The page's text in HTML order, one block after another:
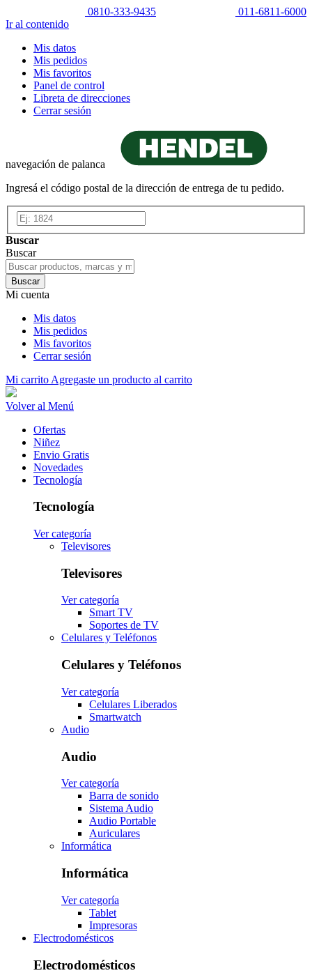
0810-333-9435
011-6811-6000
Ir al contenido
Mis datos
Mis pedidos
Mis favoritos
Panel de control
Libreta de direcciones
Cerrar sesión
navegación de palanca
Ingresá el código postal de la dirección de entrega de tu pedido.
Buscar
Buscar
Buscar
Mi cuenta
Mis datos
Mis pedidos
Mis favoritos
Cerrar sesión
Mi carrito Agregaste un producto al carrito
Volver al Menú
Ofertas
Niñez
Envio Gratis
Novedades
Tecnología
Tecnología
Ver categoría
Televisores
Televisores
Ver categoría
Smart TV
Soportes de TV
Celulares y Teléfonos
Celulares y Teléfonos
Ver categoría
Celulares Liberados
Smartwatch
Audio
Audio
Ver categoría
Barra de sonido
Sistema Audio
Audio Portable
Auriculares
Informática
Informática
Ver categoría
Tablet
Impresoras
Electrodomésticos
Electrodomésticos